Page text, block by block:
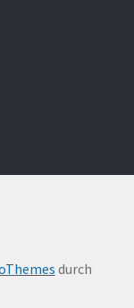
durch